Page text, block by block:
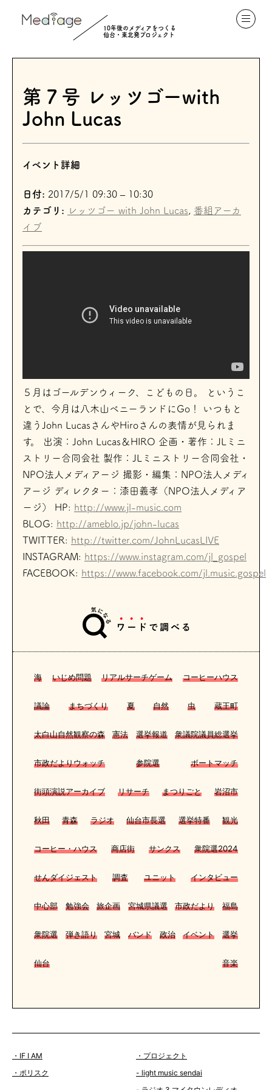
10年後のメディアをつくる
仙台・東北発プロジェクト
海 いじめ問題 リアルサーチゲーム コーヒーハウス
議論 まちづくり 夏 自然 虫 蔵王町
太白山自然観察の森 憲法 選挙報道 衆議院議員総選挙
市政だよりウォッチ 参院選 ボートマッチ
街頭演説アーカイブ リサーチ まつりごと 岩沼市
秋田 青森 ラジオ 仙台市長選 選挙特番 観光
コーヒー・ハウス 商店街 サンクス 衆院選2024
せんダイジェスト 調査 ユニット インタビュー
中心部 勉強会 旅企画 宮城県議選 市政だより 福島
衆院選 弾き語り 宮城 バンド 政治 イベント 選挙
仙台 音楽
第７号 レッツゴーwith
John Lucas
イベント詳細
日付: 2017/5/1 09:30 – 10:30
カテゴリ:
レッツゴー with John Lucas, 番組アーカ
イブ
５月はゴールデンウィーク、こどもの日。 というこ
とで、今月は八木山ベニーランドにGo！ いつもと
違うJohn LucasさんやHiroさんの表情が見られま
す。 出演：John Lucas＆HIRO 企画・著作：JLミニ
ストリー合同会社 製作：JLミニストリー合同会社・
NPO法人メディアージ 撮影・編集：NPO法人メディ
アージ ディレクター：漆田義孝（NPO法人メディア
ージ） HP: http://www.jl-music.com
BLOG: http://ameblo.jp/john-lucas
TWITTER: http://twitter.com/JohnLucasLIVE
INSTAGRAM: https://www.instagram.com/jl_gospel
FACEBOOK: https://www.facebook.com/jl.music.gospel
・IF I AM
・ポリスク
・プロジェクト
- light music sendai